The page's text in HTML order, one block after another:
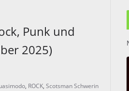
Punk und
2025)
, ROCK, Scotsman Schwerin